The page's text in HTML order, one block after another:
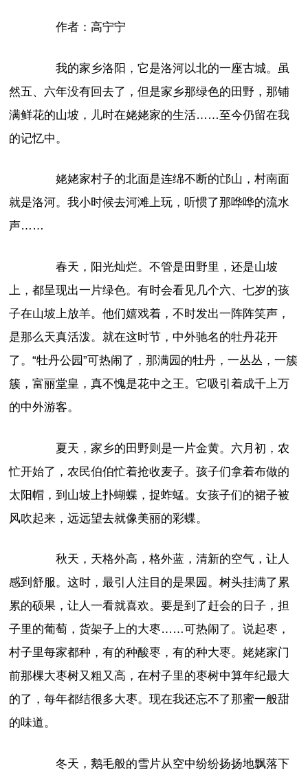
作者：高宁宁
我的家乡洛阳，它是洛河以北的一座古城。虽
然五、六年没有回去了，但是家乡那绿色的田野，那铺
满鲜花的山坡，儿时在姥姥家的生活……至今仍留在我
的记忆中。
姥姥家村子的北面是连绵不断的邙山，村南面
就是洛河。我小时候去河滩上玩，听惯了那哗哗的流水
声……
春天，阳光灿烂。不管是田野里，还是山坡
上，都呈现出一片绿色。有时会看见几个六、七岁的孩
子在山坡上放羊。他们嬉戏着，不时发出一阵阵笑声，
是那么天真活泼。就在这时节，中外驰名的牡丹花开
了。“牡丹公园”可热闹了，那满园的牡丹，一丛丛，一簇
簇，富丽堂皇，真不愧是花中之王。它吸引着成千上万
的中外游客。
夏天，家乡的田野则是一片金黄。六月初，农
忙开始了，农民伯伯忙着抢收麦子。孩子们拿着布做的
太阳帽，到山坡上扑蝴蝶，捉蚱蜢。女孩子们的裙子被
风吹起来，远远望去就像美丽的彩蝶。
秋天，天格外高，格外蓝，清新的空气，让人
感到舒服。这时，最引人注目的是果园。树头挂满了累
累的硕果，让人一看就喜欢。要是到了赶会的日子，担
子里的葡萄，货架子上的大枣……可热闹了。说起枣，
村子里每家都种，有的种酸枣，有的种大枣。姥姥家门
前那棵大枣树又粗又高，在村子里的枣树中算年纪最大
的了，每年都结很多大枣。现在我还忘不了那蜜一般甜
的味道。
冬天，鹅毛般的雪片从空中纷纷扬扬地飘落下